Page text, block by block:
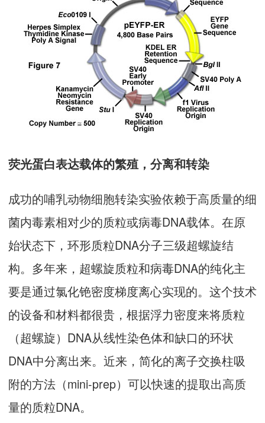
荧光蛋白表达载体的繁殖，分离和转染
成功的哺乳动物细胞转染实验依赖于高质量的细
菌内毒素相对少的质粒或病毒DNA载体。在原
始状态下，环形质粒DNA分子三级超螺旋结
构。多年来，超螺旋质粒和病毒DNA的纯化主
要是通过氯化铯密度梯度离心实现的。这个技术
的设备和材料都很贵，根据浮力密度来将质粒
（超螺旋）DNA从线性染色体和缺口的环状
DNA中分离出来。近来，简化的离子交换柱吸
附的方法（mini-prep）可以快速的提取出高质
量的质粒DNA。